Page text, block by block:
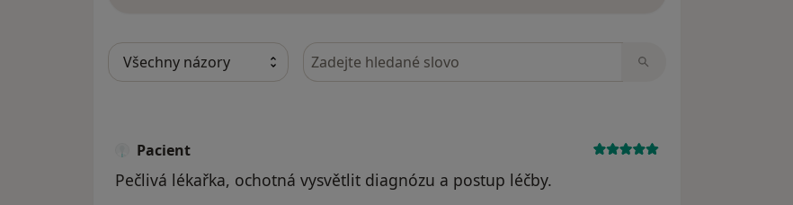
Hledejte v názorech
Pacient
Pečlivá lékařka, ochotná vysvětlit diagnózu a postup léčby.